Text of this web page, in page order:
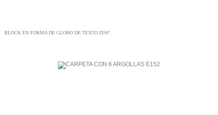
BLOCK EN FORMA DE GLOBO DE TEXTO D247